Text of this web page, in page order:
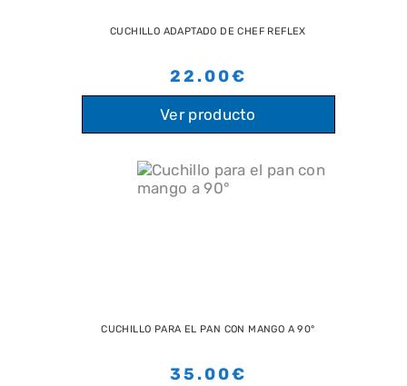
CUCHILLO ADAPTADO DE CHEF REFLEX
22.00€
Ver producto
CUCHILLO PARA EL PAN CON MANGO A 90°
35.00€